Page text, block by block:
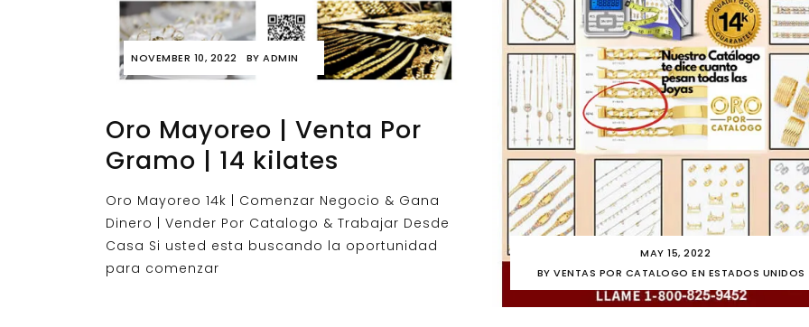
NOVEMBER 10, 2022 BY ADMIN
Oro Mayoreo | Venta Por
Gramo | 14 kilates
Oro Mayoreo 14k | Comenzar Negocio & Gana
Dinero | Vender Por Catalogo & Trabajar Desde
Casa Si usted esta buscando la oportunidad
para comenzar
MAY 15, 2022
BYVENTAS POR CATALOGO EN ESTADOS UNIDOS